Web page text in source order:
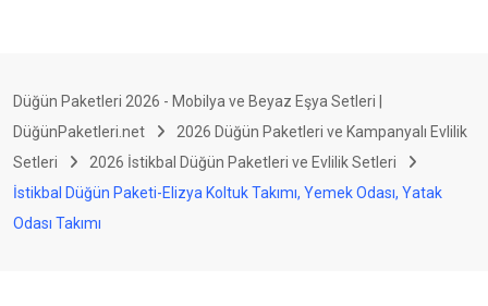
Düğün Paketleri 2026 - Mobilya ve Beyaz Eşya Setleri |
DüğünPaketleri.net
2026 Düğün Paketleri ve Kampanyalı Evlilik
Setleri
2026 İstikbal Düğün Paketleri ve Evlilik Setleri
İstikbal Düğün Paketi-Elizya Koltuk Takımı, Yemek Odası, Yatak
Odası Takımı